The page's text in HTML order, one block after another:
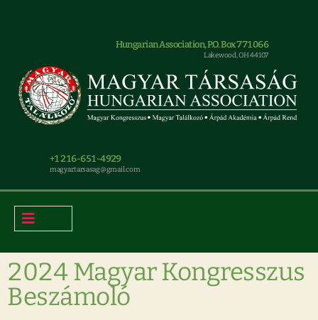
Hungarian Association, P.O. Box 771066
Lakewood, OH 44107
+1 216-651-4929
magyar.tarsasag@gmail.com
2024 Magyar Kongresszus
Beszámoló